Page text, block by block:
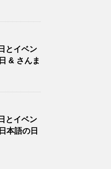
とイベン
& さんま
とイベン
本語の日